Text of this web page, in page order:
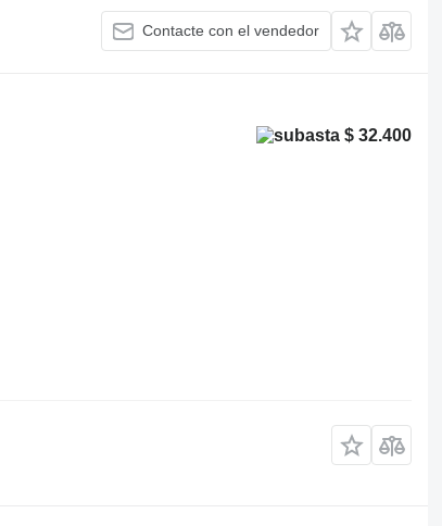
Contacte con el vendedor
$ 32.400